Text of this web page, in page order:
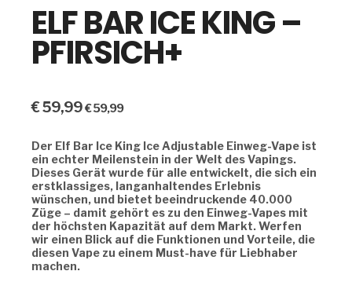
ELF BAR ICE KING –
PFIRSICH+
€59,99€59,99
Der Elf Bar Ice King Ice Adjustable Einweg-Vape ist
ein echter Meilenstein in der Welt des Vapings.
Dieses Gerät wurde für alle entwickelt, die sich ein
erstklassiges, langanhaltendes Erlebnis
wünschen, und bietet beeindruckende 40.000
Züge – damit gehört es zu den Einweg-Vapes mit
der höchsten Kapazität auf dem Markt. Werfen
wir einen Blick auf die Funktionen und Vorteile, die
diesen Vape zu einem Must-have für Liebhaber
machen.